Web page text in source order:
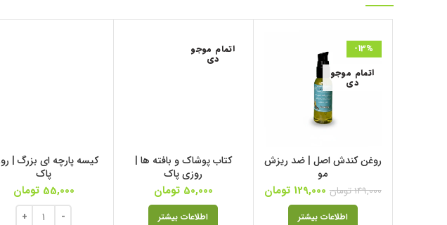
-13%
اتمام موجو
دی
روغن کندش اصل | ضد ریزش
مو
149,000تومان 129,000 تومان
اطلاعات بیشتر
اتمام موجو
دی
کتاب پوشاک و بافته ها |
روزی پاک
50,000 تومان
اطلاعات بیشتر
کیسه پارچه ای بزرگ |
پاک
55,000 تومان